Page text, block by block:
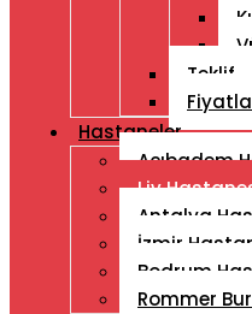
Teklif
Hastaneler
Acıbadem
Liv
Antalya
İzmir
Bodrum
Rommer